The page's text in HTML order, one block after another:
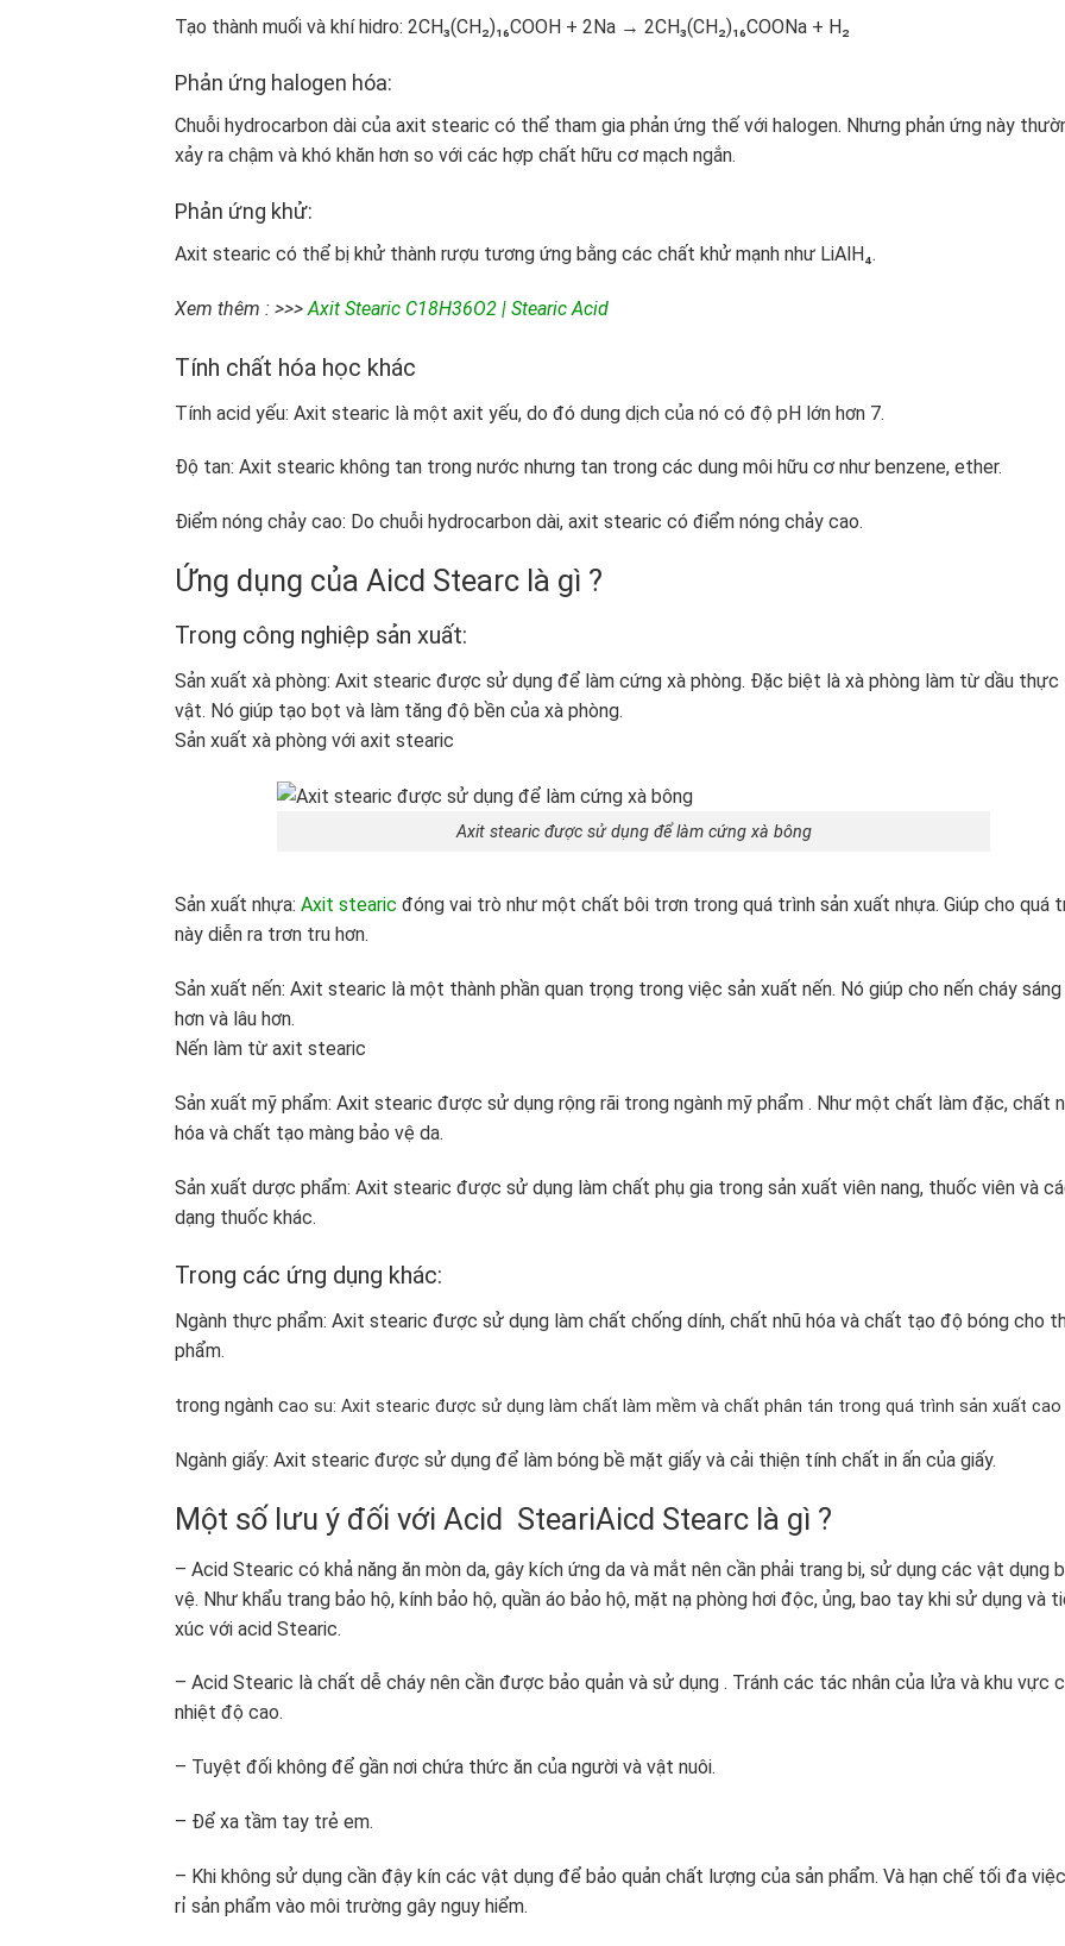
Tạo thành muối và khí hidro: 2CH₃(CH₂)₁₆COOH + 2Na → 2CH₃(CH₂)₁₆COONa + H₂
Phản ứng halogen hóa:
Chuỗi hydrocarbon dài của axit stearic có thể tham gia phản ứng thế với halogen. Nhưng phản ứng này
xảy ra chậm và khó khăn hơn so với các hợp chất hữu cơ mạch ngắn.
Phản ứng khử:
Axit stearic có thể bị khử thành rượu tương ứng bằng các chất khử mạnh như LiAlH₄.
Xem thêm : >>> Axit Stearic C18H36O2 | Stearic Acid
Tính chất hóa học khác
Tính acid yếu: Axit stearic là một axit yếu, do đó dung dịch của nó có độ pH lớn hơn 7.
Độ tan: Axit stearic không tan trong nước nhưng tan trong các dung môi hữu cơ như benzene, ether.
Điểm nóng chảy cao: Do chuỗi hydrocarbon dài, axit stearic có điểm nóng chảy cao.
Ứng dụng của Aicd Stearc là gì ?
Trong công nghiệp sản xuất:
Sản xuất xà phòng: Axit stearic được sử dụng để làm cứng xà phòng. Đặc biệt là xà phòng làm từ dầu thực
vật. Nó giúp tạo bọt và làm tăng độ bền của xà phòng.
Sản xuất xà phòng với axit stearic
Axit stearic được sử dụng để làm cứng xà bông
Sản xuất nhựa: Axit stearic đóng vai trò như một chất bôi trơn trong quá trình sản xuất nhựa. Giúp cho quá
này diễn ra trơn tru hơn.
Sản xuất nến: Axit stearic là một thành phần quan trọng trong việc sản xuất nến. Nó giúp cho nến cháy sáng
hơn và lâu hơn.
Nến làm từ axit stearic
Sản xuất mỹ phẩm: Axit stearic được sử dụng rộng rãi trong ngành mỹ phẩm . Như một chất làm đặc, chất
hóa và chất tạo màng bảo vệ da.
Sản xuất dược phẩm: Axit stearic được sử dụng làm chất phụ gia trong sản xuất viên nang, thuốc viên và
dạng thuốc khác.
Trong các ứng dụng khác:
Ngành thực phẩm: Axit stearic được sử dụng làm chất chống dính, chất nhũ hóa và chất tạo độ bóng cho
phẩm.
trong ngành cao su: Axit stearic được sử dụng làm chất làm mềm và chất phân tán trong quá trình sản xuất cao
Ngành giấy: Axit stearic được sử dụng để làm bóng bề mặt giấy và cải thiện tính chất in ấn của giấy.
Một số lưu ý đối với Acid SteariAicd Stearc là gì ?
– Acid Stearic có khả năng ăn mòn da, gây kích ứng da và mắt nên cần phải trang bị, sử dụng các vật dụng
vệ. Như khẩu trang bảo hộ, kính bảo hộ, quần áo bảo hộ, mặt nạ phòng hơi độc, ủng, bao tay khi sử dụng và
xúc với acid Stearic.
– Acid Stearic là chất dễ cháy nên cần được bảo quản và sử dụng . Tránh các tác nhân của lửa và khu vực
nhiệt độ cao.
– Tuyệt đối không để gần nơi chứa thức ăn của người và vật nuôi.
– Để xa tầm tay trẻ em.
– Khi không sử dụng cần đậy kín các vật dụng để bảo quản chất lượng của sản phẩm. Và hạn chế tối đa
rỉ sản phẩm vào môi trường gây nguy hiểm.